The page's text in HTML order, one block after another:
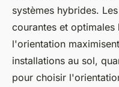
systèmes hybrides.
courantes et
l'orientation
installations au sol,
pour choisir